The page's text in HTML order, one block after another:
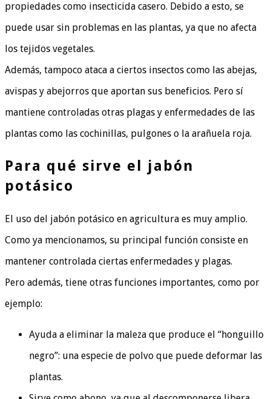
propiedades como insecticida casero. Debido a esto, se
puede usar sin problemas en las plantas, ya que no afecta
los tejidos vegetales.
Además, tampoco ataca a ciertos insectos como las abejas,
avispas y abejorros que aportan sus beneficios. Pero sí
mantiene controladas otras plagas y enfermedades de las
plantas como las cochinillas, pulgones o la arañuela roja.
Para qué sirve el jabón
potásico
El uso del jabón potásico en agricultura es muy amplio.
Como ya mencionamos, su principal función consiste en
mantener controlada ciertas enfermedades y plagas.
Pero además, tiene otras funciones importantes, como por
ejemplo:
Ayuda a eliminar la maleza que produce el “honguillo
negro”: una especie de polvo que puede deformar las
plantas.